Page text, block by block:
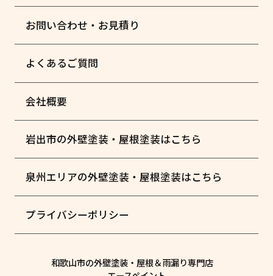
お問い合わせ・お見積り
よくあるご質問
会社概要
岩出市の外壁塗装・屋根塗装はこちら
泉州エリアの外壁塗装・屋根塗装はこちら
プライバシーポリシー
和歌山市の外壁塗装・屋根＆雨漏り専門店